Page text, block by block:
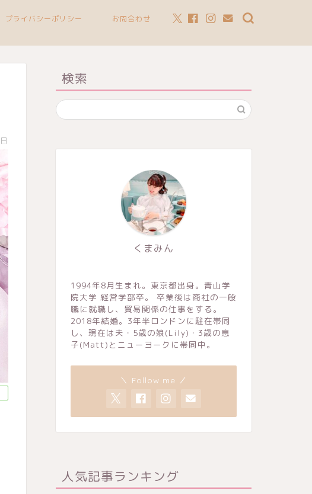
プライバシーポリシー お問合わせ
検索
くまみん
1994年8月生まれ。東京都出身。青山学
院大学 経営学部卒。 卒業後は商社の一般
職に就職し、貿易関係の仕事をする。
2018年結婚。3年半ロンドンに駐在帯同
し、現在は夫・5歳の娘(Lily)・3歳の息
子(Matt)とニューヨークに帯同中。
＼ Follow me ／
人気記事ランキング